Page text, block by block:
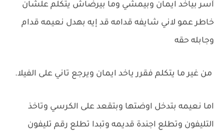
آسر بياخد ايمان وبيمشي وما بيرضاش يتكلم علشان
خاطر عمو لاني شايفه قدامه قد إيه بهدل نعيمه قدام
وجابله حقه
من غير ما يتكلم فقرر ياخد ايمان ويرجع تاني على الفيلا.
اما نعيمه بتدخل اوضتها وبتقعد على الكرسي وتاخذ
التليفون وتطلع اجندة قديمه وتبدا تطلع رقم تليفون